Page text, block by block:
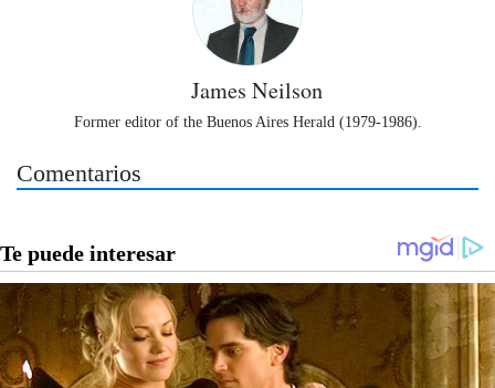
James Neilson
Former editor of the Buenos Aires Herald (1979-1986).
Comentarios